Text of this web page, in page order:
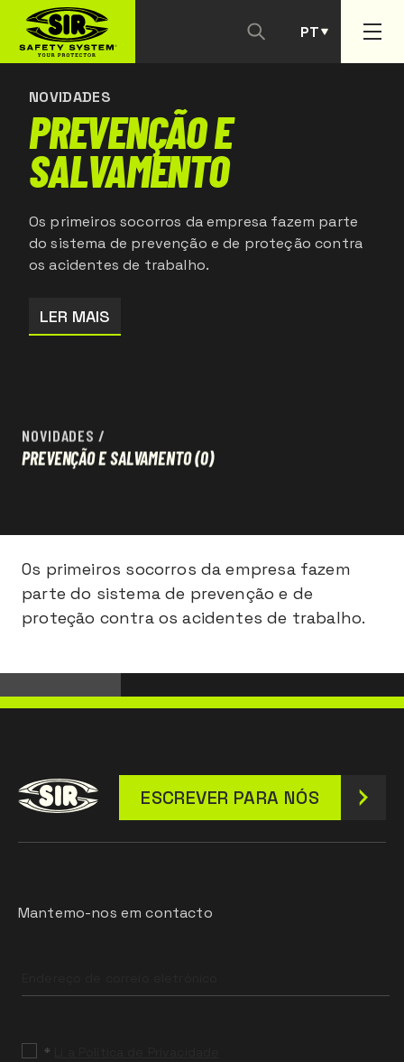
PT
ES
NOVIDADES
PREVENÇÃO E
SALVAMENTO
Os primeiros socorros da empresa fazem parte
do sistema de prevenção e de proteção contra
os acidentes de trabalho.
LER MAIS
NOVIDADES /
PREVENÇÃO E SALVAMENTO(0)
Os primeiros socorros da empresa fazem
parte do sistema de prevenção e de
proteção contra os acidentes de trabalho.
ESCREVER PARA NÓS
Mantemo-nos em contacto
field
*
CONTACTAR-NOS